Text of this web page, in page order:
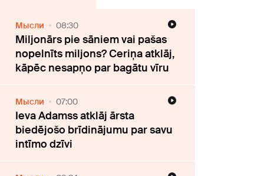
Мысли 08:30
Miljonārs pie sāniem vai pašas
nopelnīts miljons? Ceriņa atklāj,
kāpēc nesapņo par bagātu vīru
Мысли 07:00
Ieva Adamss atklāj ārsta
biedējošo brīdinājumu par savu
intīmo dzīvi